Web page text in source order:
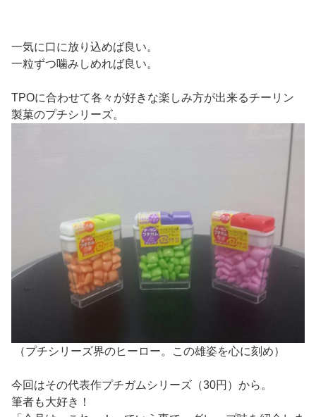
一気に口に放り込めば良い。
一粒ずつ噛みしめれば良い。
TPOに合わせて各々が好きな楽しみ方が出来るチーリン
製菓のプチシリーズ。
（プチシリーズ界のヒーロー。この雄姿を心に刻め）
今回はその代表作プチガムシリーズ（30円）から。
筆者も大好き！